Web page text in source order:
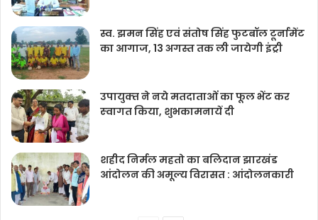
स्व. झमन सिंह एवं संतोष सिंह फुटबॉल टूर्नामेंट
का आगाज, 13 अगस्त तक ली जायेगी इंट्री
उपायुक्‍त ने नये मतदाताओंं का फूल भेंट कर
स्‍वागत किया, शुभकामनायें दी
शहीद निर्मल महतो का बलिदान झारखंड
आंदोलन की अमूल्य विरासत : आंदोलनकारी